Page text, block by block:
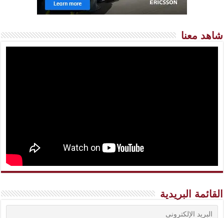
شاهد معنا
القائمة البريدية